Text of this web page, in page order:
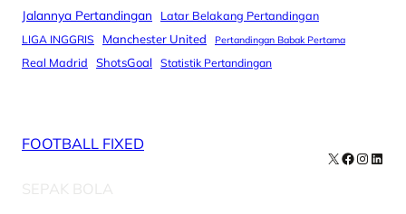
Jalannya Pertandingan Latar Belakang Pertandingan
LIGA INGGRIS Manchester United Pertandingan Babak Pertama
Real Madrid ShotsGoal Statistik Pertandingan
FOOTBALL FIXED
SEPAK BOLA
X Facebook